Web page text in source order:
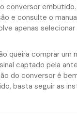
conversor
e consulte o
apenas selecionar
queira comprar um
captado pela
do conversor é
basta seguir as